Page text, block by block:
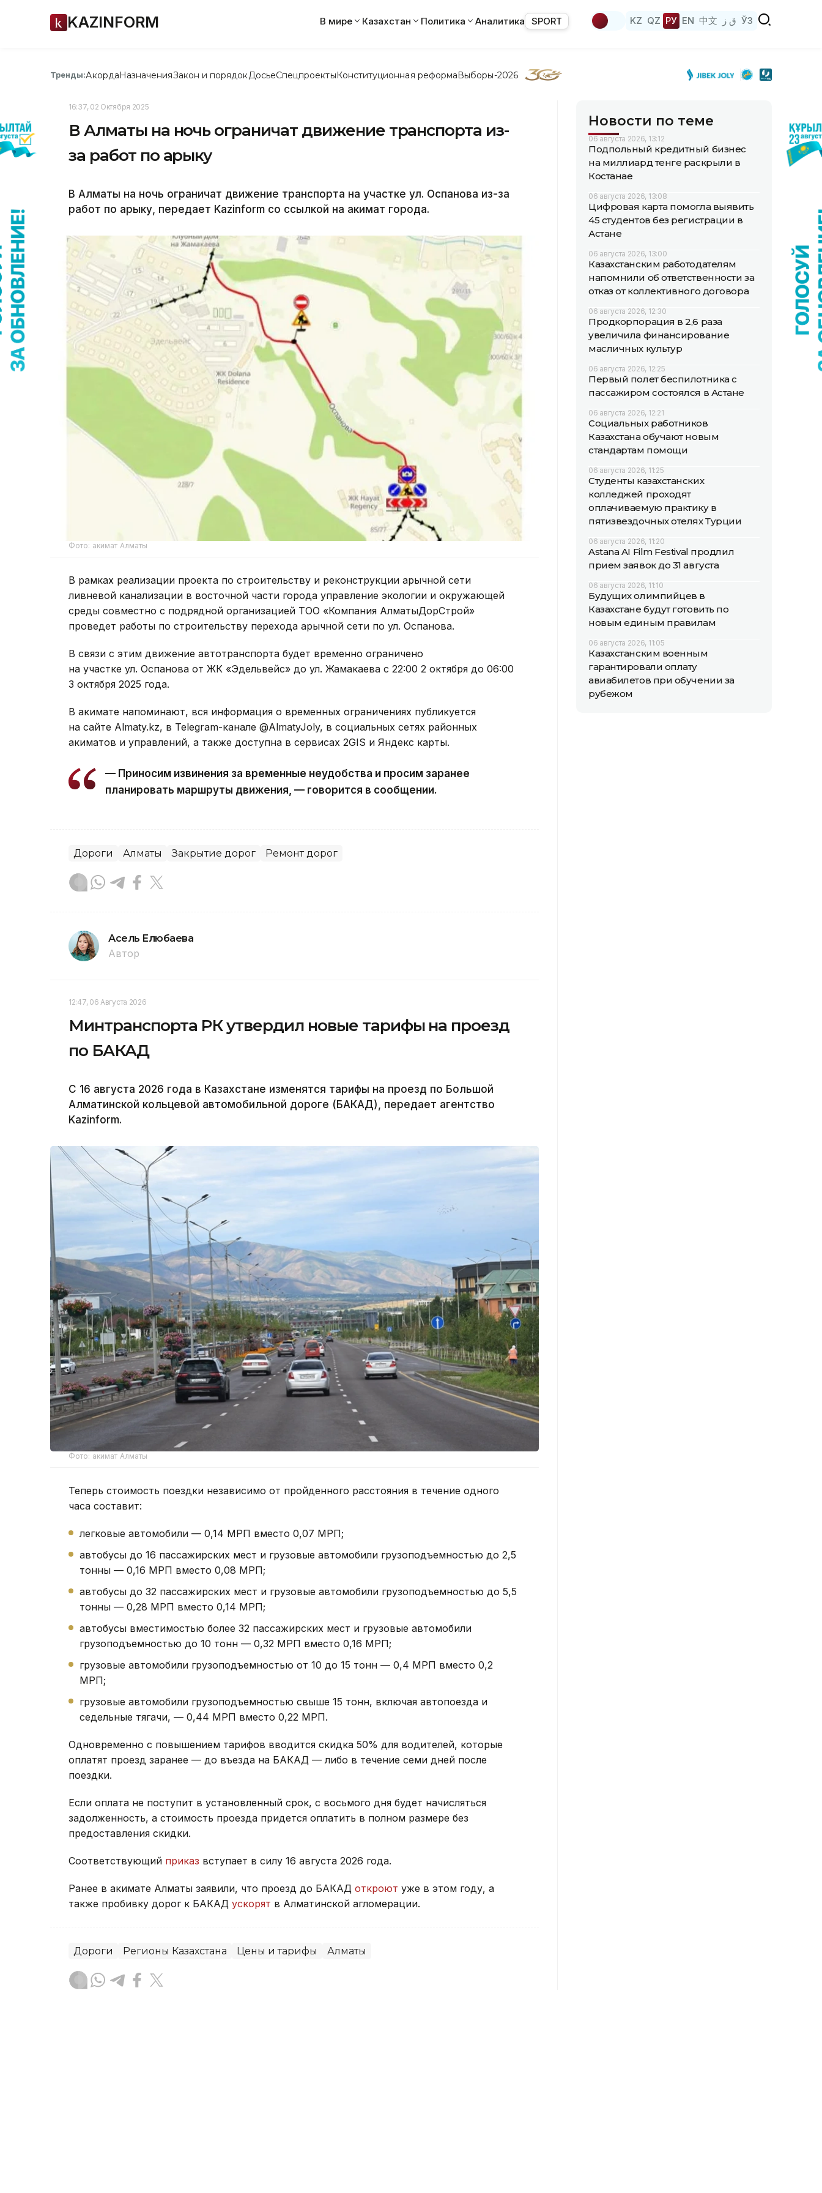
KAZINFORM В мире Казахстан Политика Аналитика SPORT KZ QZ РУ EN 中文 ق ز ЎЗ
Тренды:АкордаНазначенияЗакон и порядок ДосьеСпецпроектыКонституционная реформаВыборы-2026
16:37, 02 Октября 2025
В Алматы на ночь ограничат движение транспорта из-
за работ по арыку
В Алматы на ночь ограничат движение транспорта на участке ул. Оспанова из-за
работ по арыку, передает Kazinform со ссылкой на акимат города.
Фото: акимат Алматы
В рамках реализации проекта по строительству и реконструкции арычной сети
ливневой канализации в восточной части города управление экологии и окружающей
среды совместно с подрядной организацией ТОО «Компания АлматыДорСтрой»
проведет работы по строительству перехода арычной сети по ул. Оспанова.
В связи с этим движение автотранспорта будет временно ограничено
на участке ул. Оспанова от ЖК «Эдельвейс» до ул. Жамакаева с 22:00 2 октября до 06:00
3 октября 2025 года.
В акимате напоминают, вся информация о временных ограничениях публикуется
на сайте Almaty.kz, в Telegram-канале @AlmatyJoly, в социальных сетях районных
акиматов и управлений, а также доступна в сервисах 2GIS и Яндекс карты.
— Приносим извинения за временные неудобства и просим заранее
планировать маршруты движения, — говорится в сообщении.
Дороги Алматы Закрытие дорог Ремонт дорог
Асель Елюбаева
Автор
12:47, 06 Августа 2026
Минтранспорта РК утвердил новые тарифы на проезд
по БАКАД
С 16 августа 2026 года в Казахстане изменятся тарифы на проезд по Большой
Алматинской кольцевой автомобильной дороге (БАКАД), передает агентство
Kazinform.
Фото: акимат Алматы
Теперь стоимость поездки независимо от пройденного расстояния в течение одного
часа составит:
легковые автомобили — 0,14 МРП вместо 0,07 МРП;
автобусы до 16 пассажирских мест и грузовые автомобили грузоподъемностью до 2,5
тонны — 0,16 МРП вместо 0,08 МРП;
автобусы до 32 пассажирских мест и грузовые автомобили грузоподъемностью до 5,5
тонны — 0,28 МРП вместо 0,14 МРП;
автобусы вместимостью более 32 пассажирских мест и грузовые автомобили
грузоподъемностью до 10 тонн — 0,32 МРП вместо 0,16 МРП;
грузовые автомобили грузоподъемностью от 10 до 15 тонн — 0,4 МРП вместо 0,2
МРП;
грузовые автомобили грузоподъемностью свыше 15 тонн, включая автопоезда и
седельные тягачи, — 0,44 МРП вместо 0,22 МРП.
Одновременно с повышением тарифов вводится скидка 50% для водителей, которые
оплатят проезд заранее — до въезда на БАКАД — либо в течение семи дней после
поездки.
Если оплата не поступит в установленный срок, с восьмого дня будет начисляться
задолженность, а стоимость проезда придется оплатить в полном размере без
предоставления скидки.
Соответствующий приказ вступает в силу 16 августа 2026 года.
Ранее в акимате Алматы заявили, что проезд до БАКАД откроют уже в этом году, а
также пробивку дорог к БАКАД ускорят в Алматинской агломерации.
Дороги Регионы Казахстана Цены и тарифы Алматы
Новости по теме
06 августа 2026, 13:12
Подпольный кредитный бизнес
на миллиард тенге раскрыли в
Костанае
06 августа 2026, 13:08
Цифровая карта помогла выявить
45 студентов без регистрации в
Астане
06 августа 2026, 13:00
Казахстанским работодателям
напомнили об ответственности за
отказ от коллективного договора
06 августа 2026, 12:30
Продкорпорация в 2,6 раза
увеличила финансирование
масличных культур
06 августа 2026, 12:25
Первый полет беспилотника с
пассажиром состоялся в Астане
06 августа 2026, 12:21
Социальных работников
Казахстана обучают новым
стандартам помощи
06 августа 2026, 11:25
Студенты казахстанских
колледжей проходят
оплачиваемую практику в
пятизвездочных отелях Турции
06 августа 2026, 11:20
Astana AI Film Festival продлил
прием заявок до 31 августа
06 августа 2026, 11:10
Будущих олимпийцев в
Казахстане будут готовить по
новым единым правилам
06 августа 2026, 11:05
Казахстанским военным
гарантировали оплату
авиабилетов при обучении за
рубежом